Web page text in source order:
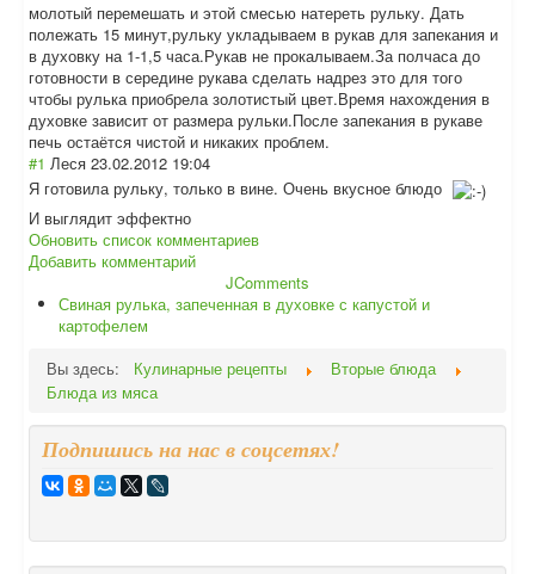
молотый перемешать и этой смесью натереть рульку. Дать
полежать 15 минут,рульку укладываем в рукав для запекания и
в духовку на 1-1,5 часа.Рукав не прокалываем.За полчаса до
готовности в середине рукава сделать надрез это для того
чтобы рулька приобрела золотистый цвет.Время нахождения в
духовке зависит от размера рульки.После запекания в рукаве
печь остаётся чистой и никаких проблем.
#1 Леся 23.02.2012 19:04
Я готовила рульку, только в вине. Очень вкусное блюдо
И выглядит эффектно
Обновить список комментариев
Добавить комментарий
JComments
Свиная рулька, запеченная в духовке с капустой и
картофелем
Вы здесь:
Кулинарные рецепты
Вторые блюда
Блюда из мяса
Подпишись на нас в соцсетях!